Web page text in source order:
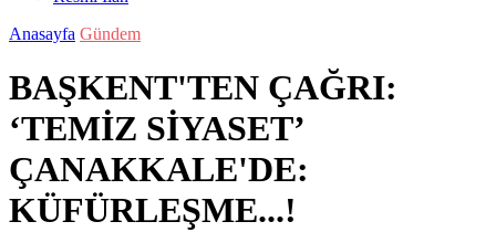
Anasayfa Gündem
BAŞKENT'TEN ÇAĞRI:
‘TEMİZ SİYASET’
ÇANAKKALE'DE:
KÜFÜRLEŞME...!